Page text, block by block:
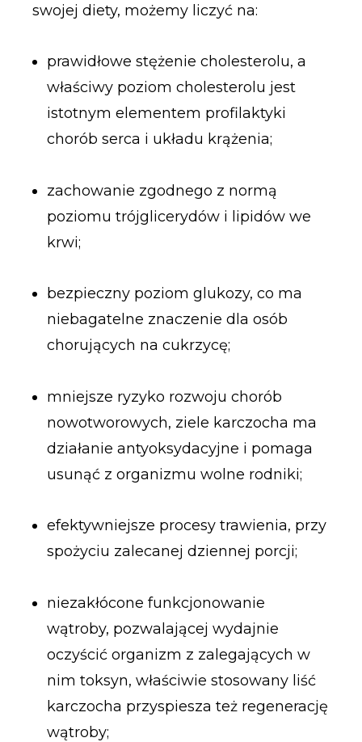
swojej diety, możemy liczyć na:
prawidłowe stężenie cholesterolu, a
właściwy poziom cholesterolu jest
istotnym elementem profilaktyki
chorób serca i układu krążenia;
zachowanie zgodnego z normą
poziomu trójglicerydów i lipidów we
krwi;
bezpieczny poziom glukozy, co ma
niebagatelne znaczenie dla osób
chorujących na cukrzycę;
mniejsze ryzyko rozwoju chorób
nowotworowych, ziele karczocha ma
działanie antyoksydacyjne i pomaga
usunąć z organizmu wolne rodniki;
efektywniejsze procesy trawienia, przy
spożyciu zalecanej dziennej porcji;
niezakłócone funkcjonowanie
wątroby, pozwalającej wydajnie
oczyścić organizm z zalegających w
nim toksyn, właściwie stosowany liść
karczocha przyspiesza też regenerację
wątroby;